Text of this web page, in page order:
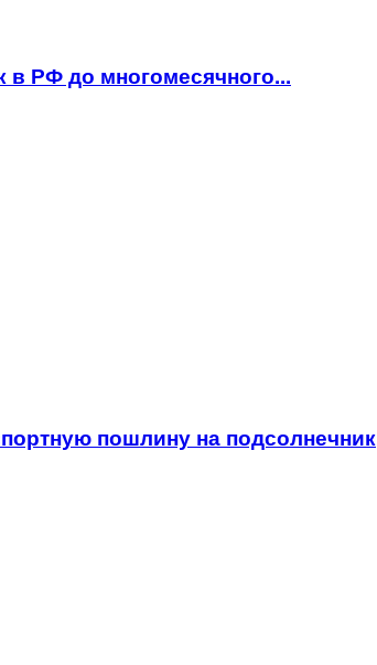
РФ до многомесячного...
пошлину на подсолнечник